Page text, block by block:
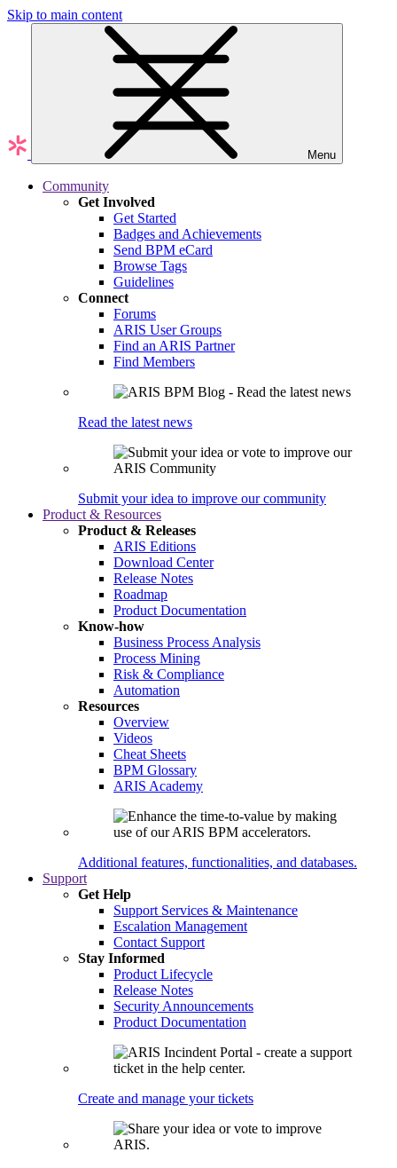
Skip to main content
Menu
Community
Get Involved
Get Started
Badges and Achievements
Send BPM eCard
Browse Tags
Guidelines
Connect
Forums
ARIS User Groups
Find an ARIS Partner
Find Members
Read the latest news
Submit your idea to improve our community
Product & Resources
Product & Releases
ARIS Editions
Download Center
Release Notes
Roadmap
Product Documentation
Know-how
Business Process Analysis
Process Mining
Risk & Compliance
Automation
Resources
Overview
Videos
Cheat Sheets
BPM Glossary
ARIS Academy
Additional features, functionalities, and databases.
Support
Get Help
Support Services & Maintenance
Escalation Management
Contact Support
Stay Informed
Product Lifecycle
Release Notes
Security Announcements
Product Documentation
Create and manage your tickets